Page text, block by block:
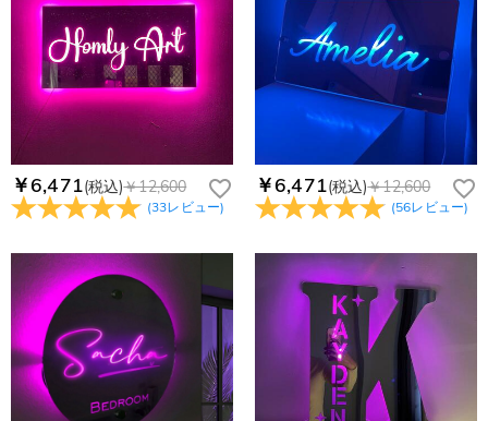
￥6,471(税込)￥12,600
(33レビュー)
￥6,471(税込)￥12,600
(56レビュー)